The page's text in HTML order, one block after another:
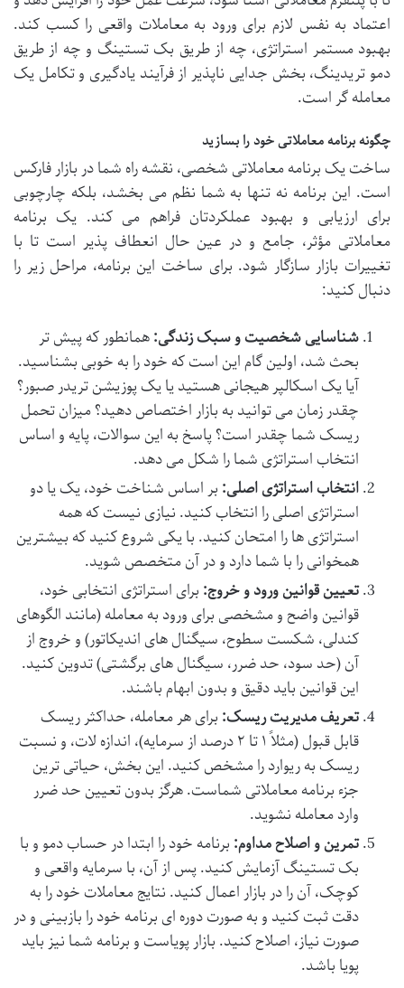
اعتماد به نفس لازم برای ورود به معاملات واقعی را کسب کند.
بهبود مستمر استراتژی، چه از طریق بک تستینگ و چه از طریق
دمو تریدینگ، بخش جدایی ناپذیر از فرآیند یادگیری و تکامل یک
معامله گر است.
چگونه برنامه معاملاتی خود را بسازید
ساخت یک برنامه معاملاتی شخصی، نقشه راه شما در بازار فارکس
است. این برنامه نه تنها به شما نظم می بخشد، بلکه چارچوبی
برای ارزیابی و بهبود عملکردتان فراهم می کند. یک برنامه
معاملاتی مؤثر، جامع و در عین حال انعطاف پذیر است تا با
تغییرات بازار سازگار شود. برای ساخت این برنامه، مراحل زیر را
دنبال کنید:
شناسایی شخصیت و سبک زندگی:همانطور که پیش تر
بحث شد، اولین گام این است که خود را به خوبی بشناسید.
آیا یک اسکالپر هیجانی هستید یا یک پوزیشن تریدر صبور؟
چقدر زمان می توانید به بازار اختصاص دهید؟ میزان تحمل
ریسک شما چقدر است؟ پاسخ به این سوالات، پایه و اساس
انتخاب استراتژی شما را شکل می دهد.
انتخاب استراتژی اصلی: بر اساس شناخت خود، یک یا دو
استراتژی اصلی را انتخاب کنید. نیازی نیست که همه
استراتژی ها را امتحان کنید. با یکی شروع کنید که بیشترین
همخوانی را با شما دارد و در آن متخصص شوید.
تعیین قوانین ورود و خروج: برای استراتژی انتخابی خود،
قوانین واضح و مشخصی برای ورود به معامله (مانند الگوهای
کندلی، شکست سطوح، سیگنال های اندیکاتور) و خروج از
آن (حد سود، حد ضرر، سیگنال های برگشتی) تدوین کنید.
این قوانین باید دقیق و بدون ابهام باشند.
تعریف مدیریت ریسک: برای هر معامله، حداکثر ریسک
قابل قبول (مثلاً ۱ تا ۲ درصد از سرمایه)، اندازه لات، و نسبت
ریسک به ریوارد را مشخص کنید. این بخش، حیاتی ترین
جزء برنامه معاملاتی شماست. هرگز بدون تعیین حد ضرر
وارد معامله نشوید.
تمرین و اصلاح مداوم: برنامه خود را ابتدا در حساب دمو و با
بک تستینگ آزمایش کنید. پس از آن، با سرمایه واقعی و
کوچک، آن را در بازار اعمال کنید. نتایج معاملات خود را به
دقت ثبت کنید و به صورت دوره ای برنامه خود را بازبینی و در
صورت نیاز، اصلاح کنید. بازار پویاست و برنامه شما نیز باید
پویا باشد.